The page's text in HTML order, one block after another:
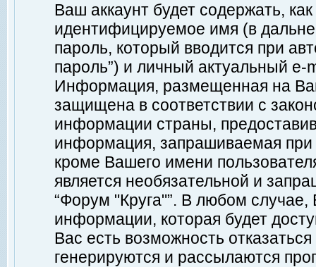
Ваш аккаунт будет содержать,
идентифицируемое имя (в
пароль, который вводится при
пароль”) и личный актуальный
Информация, размещенная на
защищена в соответствии с
информации страны,
информация, запрашиваемая при
кроме Вашего имени
является необязательной и
“Форум "Круга"”. В любом
информации, которая будет
Вас есть возможность
генерируются и рассылаются